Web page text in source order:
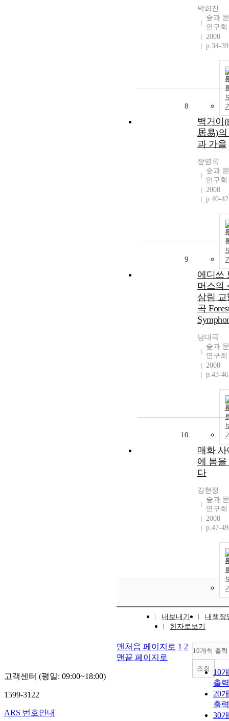
박희진
숲과
연구회
2008
p.34-39
8
백거이(
居易)의
과 가을
장영록
숲과
연구회
2008
p.40-42
9
에디쓰
머스의
삼림 교
곡
남대극
숲과
연구회
2008
p.43-46
10
매화 사
에 봄을
다
김현정
숲과
연구회
2008
p.47-49
내보내기
내책장
한자로보기
10개씩 출력
10
출력
20
출력
30
조회
맨처음 페이지로 1 2
맨끝 페이지로
고객센터 (평일: 09:00~18:00)
1599-3122
ARS 번호안내